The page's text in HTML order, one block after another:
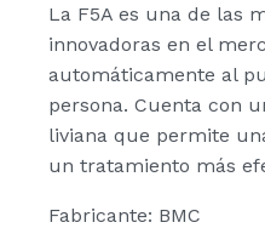
La F5A es una de las
innovadoras en el
automáticamente al
persona. Cuenta con
liviana que permite
un tratamiento más
Fabricante: BMC